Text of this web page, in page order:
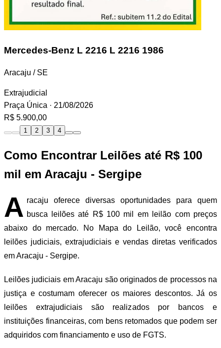
Mercedes-Benz L 2216 L 2216 1986
Aracaju / SE
Extrajudicial
Praça Única · 21/08/2026
R$ 5.900,00
1 2 3 4
Como Encontrar Leilões até R$ 100
mil em Aracaju - Sergipe
A racaju oferece diversas oportunidades para quem
busca leilões até R$ 100 mil em leilão com preços
abaixo do mercado. No Mapa do Leilão, você encontra
leilões judiciais, extrajudiciais e vendas diretas verificados
em Aracaju - Sergipe.
Leilões judiciais em Aracaju são originados de processos na
justiça e costumam oferecer os maiores descontos. Já os
leilões extrajudiciais são realizados por bancos e
instituições financeiras, com bens retomados que podem ser
adquiridos com financiamento e uso de FGTS.